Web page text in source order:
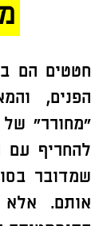
חטטים הם
הפנים,
"מחורר"
להחריף עם
שמדובר
אותם. אלא